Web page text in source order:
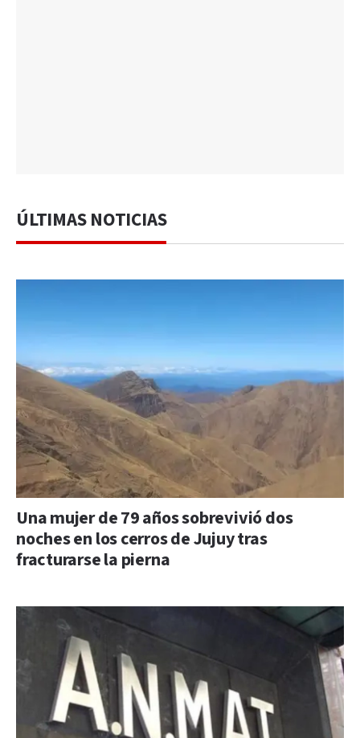
ÚLTIMAS NOTICIAS
Una mujer de 79 años sobrevivió dos
noches en los cerros de Jujuy tras
fracturarse la pierna